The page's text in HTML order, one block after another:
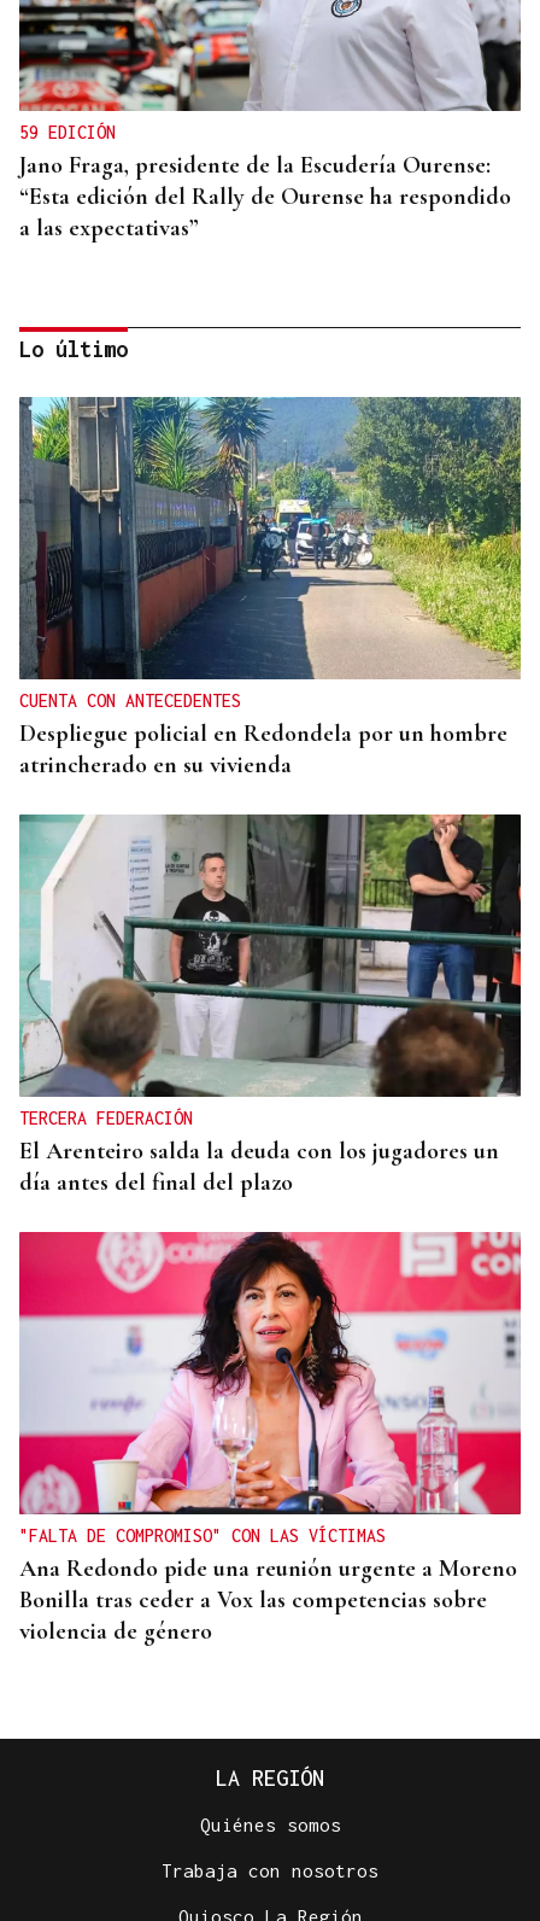
59 EDICIÓN
Jano Fraga, presidente de la Escudería Ourense:
“Esta edición del Rally de Ourense ha respondido
a las expectativas”
SU PESO EN ORO
Rally de Ourense: esta joya no necesita caja fuerte
Lo último
CUENTA CON ANTECEDENTES
Despliegue policial en Redondela por un hombre
atrincherado en su vivienda
TERCERA FEDERACIÓN
El Arenteiro salda la deuda con los jugadores un
día antes del final del plazo
"FALTA DE COMPROMISO" CON LAS VÍCTIMAS
Ana Redondo pide una reunión urgente a Moreno
Bonilla tras ceder a Vox las competencias sobre
violencia de género
LA REGIÓN
Quiénes somos
Trabaja con nosotros
Quiosco La Región